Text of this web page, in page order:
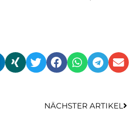
NÄCHSTER ARTIKEL